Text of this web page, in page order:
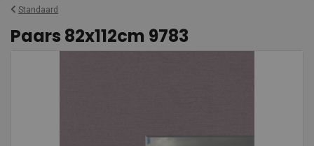
Standaard
Paars 82x112cm 9783